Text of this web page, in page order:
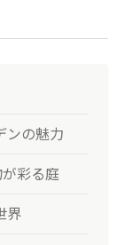
ンの魅力
彩る庭
界